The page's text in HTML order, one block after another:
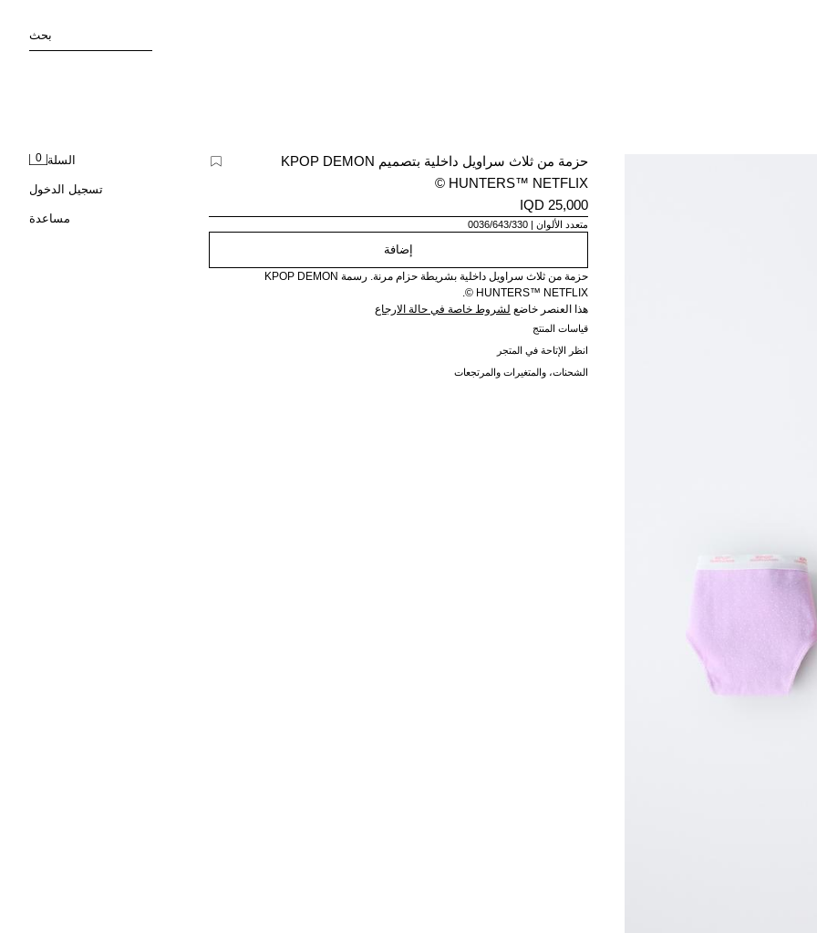
بحث
السلة 0
تسجيل الدخول
مساعدة
حزمة من ثلاث سراويل داخلية بتصميم KPOP DEMON
HUNTERS™ NETFLIX ©
25,000 IQD
متعدد الألوان 0036/643/330
إضافة
حزمة من ثلاث سراويل داخلية بشريطة حزام مرنة. رسمة KPOP DEMON
HUNTERS™ NETFLIX ©.
هذا العنصر خاضع لشروط خاصة في حالة الارجاع
قياسات المنتج
انظر الإتاحة في المتجر
الشحنات، والمتغيرات والمرتجعات